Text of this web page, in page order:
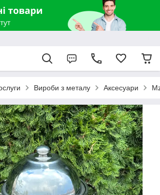
Вироби з металу Аксесуари